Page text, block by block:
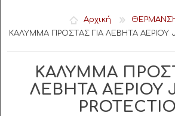
(0) Αρχική
ΚΑΛΥΜΜΑ ΠΡΟΣΤΑΣ ΓΙΑ ΛΕΒΗΤΑ ΑΕΡΙΟΥ
ΚΑΛΥΜΜΑ
ΛΕΒΗΤΑ ΑΕΡΙΟΥ